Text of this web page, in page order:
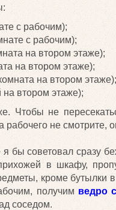
с рабочим);
с рабочим);
на втором этаже);
на втором этаже);
на втором этаже);
на втором этаже);
Чтобы не
рабочего не смотрите,
бы советовал сразу
в шкафу,
кроме бутылки
получим ведро
соседом.